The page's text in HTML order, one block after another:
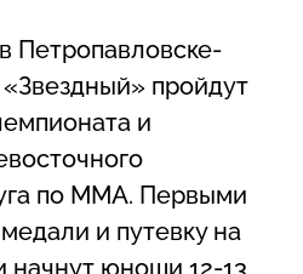
Петропавловске-
пройдут
и
по ММА. Первыми
и путевку на